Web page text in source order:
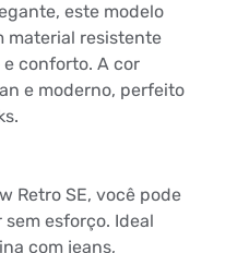
este modelo
material resistente
conforto. A cor
e moderno, perfeito
Retro SE, você pode
esforço. Ideal
com jeans,